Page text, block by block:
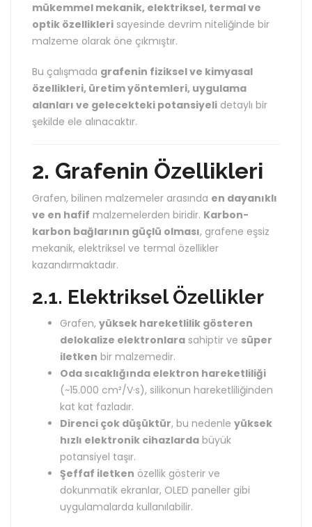
mükemmel mekanik, elektriksel, termal ve
optik özellikleri sayesinde devrim niteliğinde bir
malzeme olarak öne çıkmıştır.
Bu çalışmada grafenin fiziksel ve kimyasal
özellikleri, üretim yöntemleri, uygulama
alanları ve gelecekteki potansiyeli detaylı bir
şekilde ele alınacaktır.
2. Grafenin Özellikleri
Grafen, bilinen malzemeler arasında en dayanıklı
ve en hafif malzemelerden biridir. Karbon-
karbon bağlarının güçlü olması, grafene eşsiz
mekanik, elektriksel ve termal özellikler
kazandırmaktadır.
2.1. Elektriksel Özellikler
Grafen, yüksek hareketlilik gösteren
delokalize elektronlara sahiptir ve süper
iletken bir malzemedir.
Oda sıcaklığında elektron hareketliliği
(~15.000 cm²/V·s), silikonun hareketliliğinden
kat kat fazladır.
Direnci çok düşüktür, bu nedenle yüksek
hızlı elektronik cihazlarda büyük
potansiyel taşır.
Şeffaf iletken özellik gösterir ve
dokunmatik ekranlar, OLED paneller gibi
uygulamalarda kullanılabilir.